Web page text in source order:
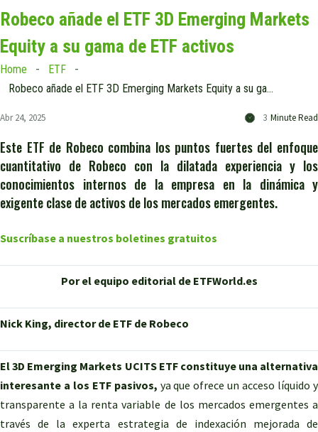
Robeco añade el ETF 3D Emerging Markets
Equity a su gama de ETF activos
Home
ETF
Robeco añade el ETF 3D Emerging Markets Equity a su gama de ETF activos
Abr 24, 2025 3 Minute Read
Este ETF de Robeco combina los puntos fuertes del enfoque
cuantitativo de Robeco con la dilatada experiencia y los
conocimientos internos de la empresa en la dinámica y
exigente clase de activos de los mercados emergentes.
Suscríbase a nuestros boletines gratuitos
Por el equipo editorial de ETFWorld.es
Nick King, director de ETF de Robeco
El 3D Emerging Markets UCITS ETF constituye una alternativa
interesante a los ETF pasivos, ya que ofrece un acceso líquido y
transparente a la renta variable de los mercados emergentes a
través de la experta estrategia de indexación mejorada de